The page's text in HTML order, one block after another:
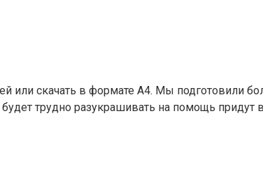
или скачать в формате А4. Мы подготовили
будет трудно разукрашивать на помощь